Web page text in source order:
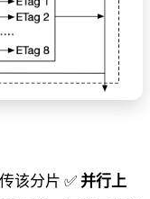
该分片 ✅ 并行上